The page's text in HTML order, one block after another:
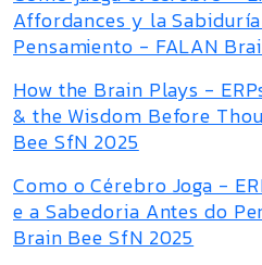
Affordances y la
Pensamiento - FALAN
How the Brain Plays -
& the Wisdom Before
Bee SfN 2025
Como o Cérebro Joga -
e a Sabedoria Antes do
Brain Bee SfN 2025